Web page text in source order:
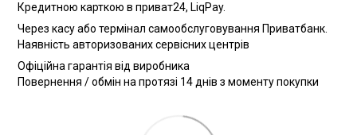
Кредитною карткою в приват24, LiqPay.
Через касу або термінал самообслуговування Приватбанк.
Наявність авторизованих сервісних центрів
Офіційна гарантія від виробника
Повернення / обмін на протязі 14 днів з моменту покупки